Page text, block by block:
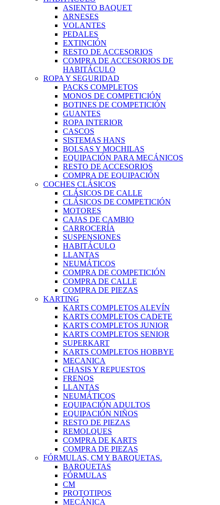
ASIENTO BAQUET
ARNESES
VOLANTES
PEDALES
EXTINCIÓN
RESTO DE ACCESORIOS
COMPRA DE ACCESORIOS DE
HABITÁCULO
ROPA Y SEGURIDAD
PACKS COMPLETOS
MONOS DE COMPETICIÓN
BOTINES DE COMPETICIÓN
GUANTES
ROPA INTERIOR
CASCOS
SISTEMAS HANS
BOLSAS Y MOCHILAS
EQUIPACIÓN PARA MECÁNICOS
RESTO DE ACCESORIOS
COMPRA DE EQUIPACIÓN
COCHES CLÁSICOS
CLÁSICOS DE CALLE
CLÁSICOS DE COMPETICIÓN
MOTORES
CAJAS DE CAMBIO
CARROCERÍA
SUSPENSIONES
HABITÁCULO
LLANTAS
NEUMÁTICOS
COMPRA DE COMPETICIÓN
COMPRA DE CALLE
COMPRA DE PIEZAS
KARTING
KARTS COMPLETOS ALEVÍN
KARTS COMPLETOS CADETE
KARTS COMPLETOS JUNIOR
KARTS COMPLETOS SENIOR
SUPERKART
KARTS COMPLETOS HOBBYE
MECANICA
CHASIS Y REPUESTOS
FRENOS
LLANTAS
NEUMÁTICOS
EQUIPACIÓN ADULTOS
EQUIPACIÓN NIÑOS
RESTO DE PIEZAS
REMOLQUES
COMPRA DE KARTS
COMPRA DE PIEZAS
FÓRMULAS, CM Y BARQUETAS.
BARQUETAS
FÓRMULAS
CM
PROTOTIPOS
MECÁNICA